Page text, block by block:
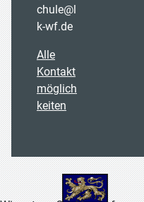
chule@l
k-wf.de
Alle
Kontakt
möglich
keiten